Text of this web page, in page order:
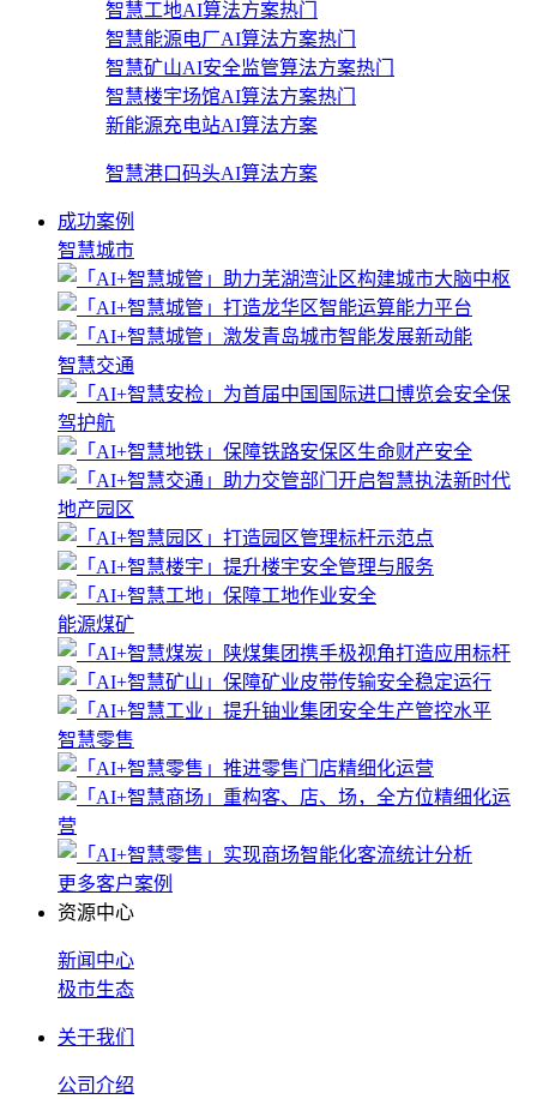
智慧工地AI算法方案热门
智慧能源电厂AI算法方案热门
智慧矿山AI安全监管算法方案热门
智慧楼宇场馆AI算法方案热门
新能源充电站AI算法方案
智慧港口码头AI算法方案
成功案例
智慧城市
智慧交通
地产园区
能源煤矿
智慧零售
更多客户案例
资源中心
新闻中心
极市生态
关于我们
公司介绍